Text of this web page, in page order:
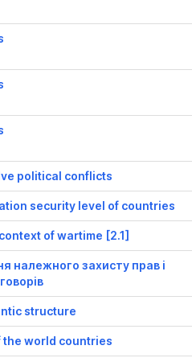
political conflicts
security level of countries
of wartime [2.1]
належного захисту прав і
structure
the world countries